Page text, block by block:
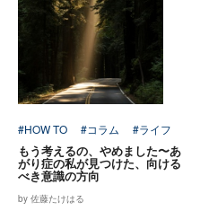
#HOW TO #コラム #ライフ
もう考えるの、やめました〜あ
がり症の私が見つけた、向ける
べき意識の方向
by 佐藤たけはる